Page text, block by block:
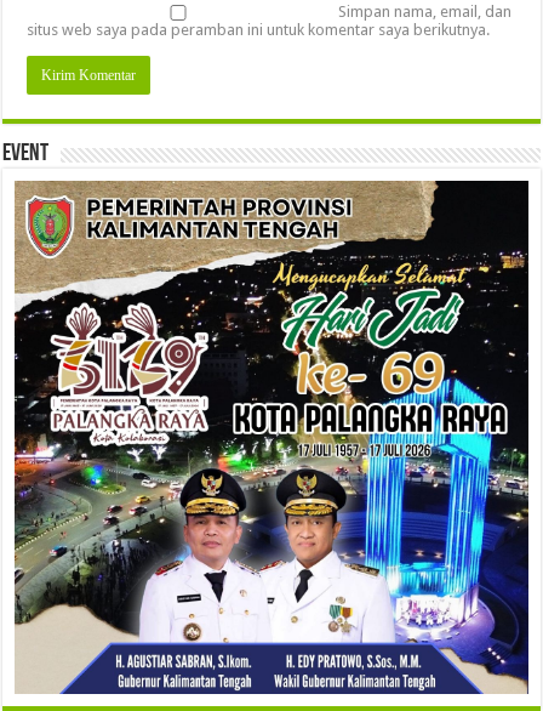
Simpan nama, email, dan
situs web saya pada peramban ini untuk komentar saya berikutnya.
Event